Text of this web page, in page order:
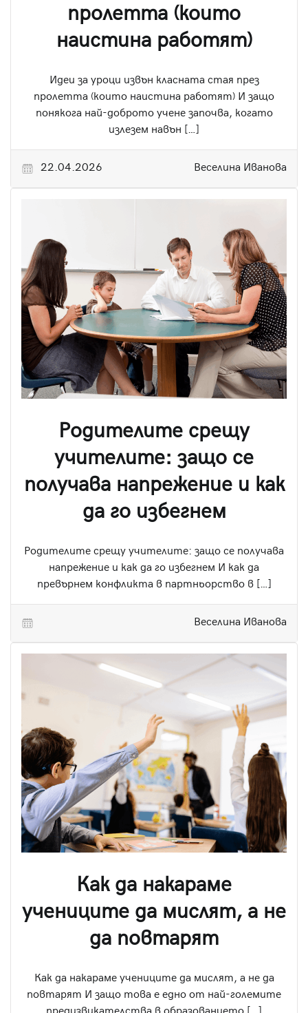
пролетта (които
наистина работят)
Идеи за уроци извън класната стая през
пролетта (които наистина работят) И защо
понякога най-доброто учене започва, когато
излезем навън […]
22.04.2026 Веселина Иванова
Родителите срещу
учителите: защо се
получава напрежение и как
да го избегнем
Родителите срещу учителите: защо се получава
напрежение и как да го избегнем И как да
превърнем конфликта в партньорство в […]
Веселина Иванова
Как да накараме
учениците да мислят, а не
да повтарят
Как да накараме учениците да мислят, а не да
повтарят И защо това е едно от най-големите